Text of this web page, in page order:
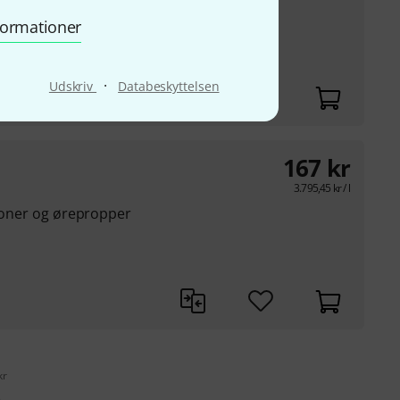
Udskriv · Databeskyttelsen
og ørepropper
167 kr
3.795,45 kr/ l